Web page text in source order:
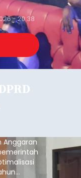
- 20:38
Anggaran